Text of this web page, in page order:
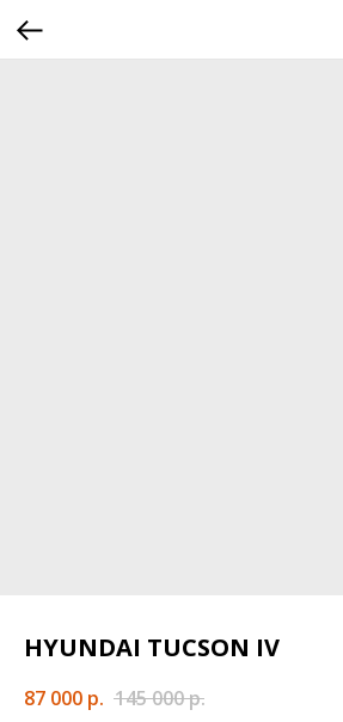
HYUNDAI TUCSON IV
87 000 р. 145 000р.